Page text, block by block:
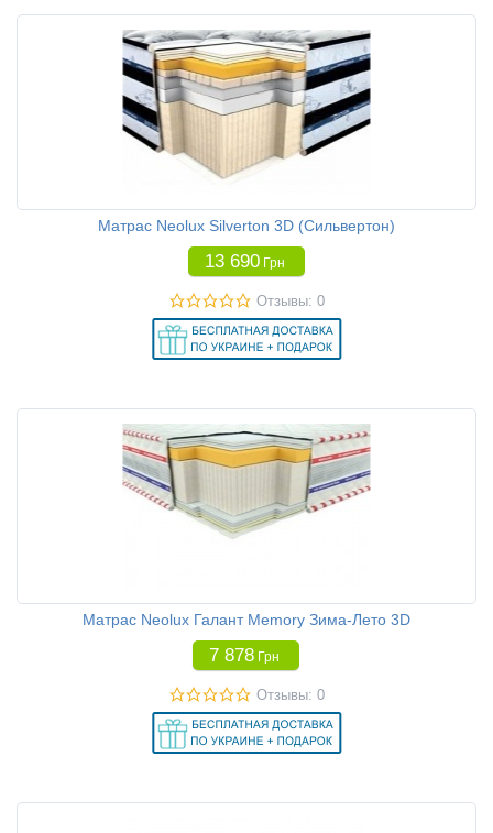
Матрас Neolux Silverton 3D (Сильвертон)
13 690 Грн
Отзывы: 0
Матрас Neolux Галант Memory Зима-Лето 3D
7 878 Грн
Отзывы: 0